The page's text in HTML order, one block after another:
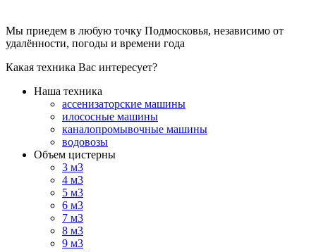
Мы приедем в любую точку Подмосковья, независимо от
удалённости, погоды и времени года
Какая техника Вас интересует?
Наша техника
ассенизаторские машины
илососные машины
каналопромывочные машины
водовозы
Объем цистерны
3 м3
4 м3
5 м3
6 м3
7 м3
8 м3
9 м3